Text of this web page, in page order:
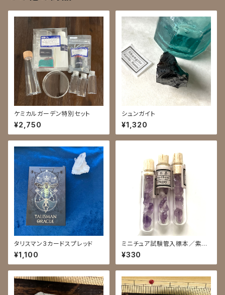
ケミカルガーデン特別セット
¥2,750
シュンガイト
¥1,320
タリスマン3カードスプレッド
¥1,100
ミニチュア試験管入標本／紫水
晶結晶
¥330